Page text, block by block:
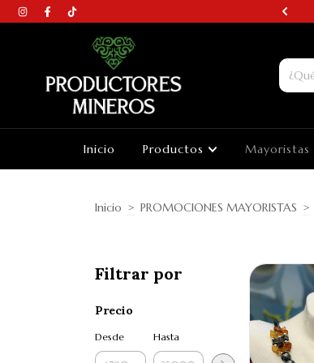
AROS DE PIEDRAS
Inicio Productos Mayoristas
Inicio > PROMOCIONES MAYORISTAS >
Filtrar por
Precio
Desde Hasta